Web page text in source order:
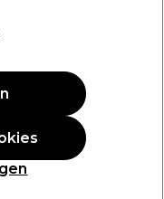
ANGEBOT